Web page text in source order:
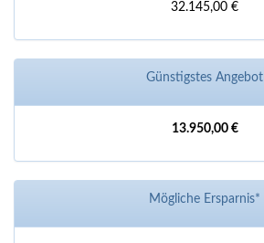
32.145,00 €
Günstigstes Angebot
13.950,00 €
Mögliche Ersparnis*